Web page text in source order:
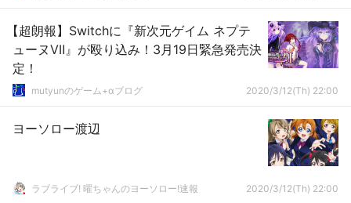
【超朗報】Switchに『新次元ゲイム ネプテ
ューヌVⅡ』が殴り込み！3月19日緊急発売決
定！
mutyunのゲーム+αブログ 2020/3/12(Th) 22:00
ヨーソロー渡辺
ラブライブ! 曜ちゃんのヨーソロー!速報 2020/3/12(Th) 22:00